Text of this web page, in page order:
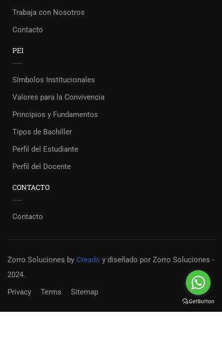
Trabaja con Nosotros
Contacto
PEI
Símbolos Institucionales
Valores para la Convivencia
Principios y Fundamentos
Tipos de Bachiller
Perfil del Estudiante
Perfil del Docente
CONTACTO
Contacto
Zorro Soluciones by Creado y diseñado por Zorro Soluciones -
2024.
Privacy
Terms Sitemap